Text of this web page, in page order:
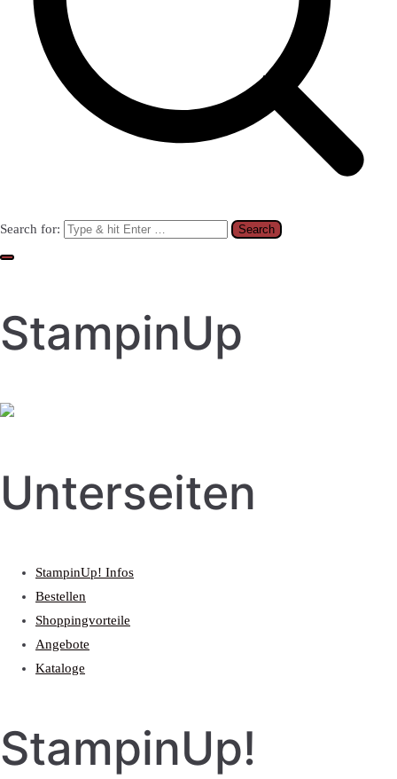
Search for:
StampinUp
Unterseiten
StampinUp! Infos
Bestellen
Shoppingvorteile
Angebote
Kataloge
StampinUp!